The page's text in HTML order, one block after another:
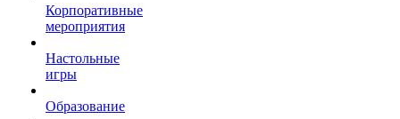
Корпоративные
мероприятия
Настольные
игры
Образование